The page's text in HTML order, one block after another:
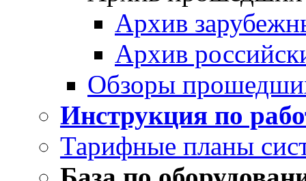
Архив
Архив
Обзоры
Инструкция по
Тарифные планы